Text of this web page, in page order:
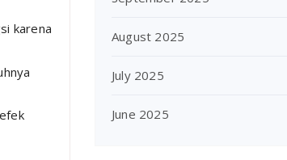
karena
August 2025
July 2025
June 2025